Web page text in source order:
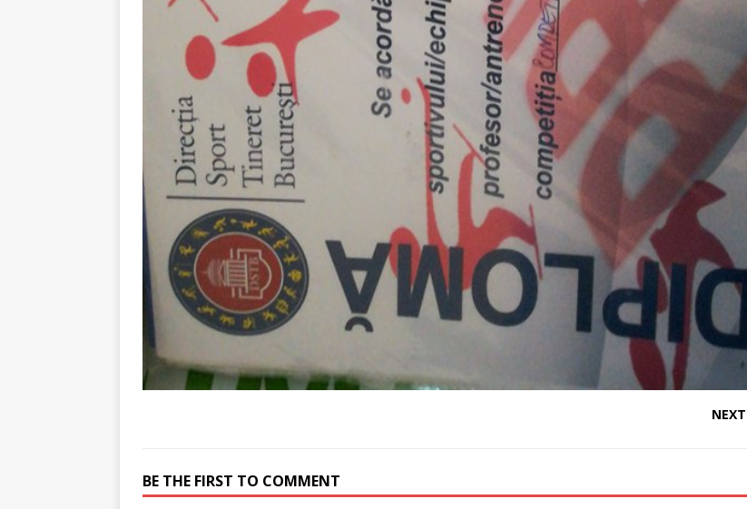
NEXT
BE THE FIRST TO COMMENT